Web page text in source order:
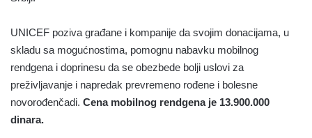
UNICEF poziva građane i kompanije da svojim donacijama, u
skladu sa mogućnostima, pomognu nabavku mobilnog
rendgena i doprinesu da se obezbede bolji uslovi za
preživljavanje i napredak prevremeno rođene i bolesne
novorođenčadi. Cena mobilnog rendgena je 13.900.000
dinara.